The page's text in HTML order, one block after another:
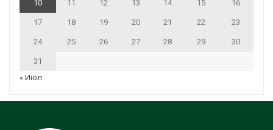
10 11 12 13 14 15 16
17 18 19 20 21 22 23
24 25 26 27 28 29 30
31
« Июл